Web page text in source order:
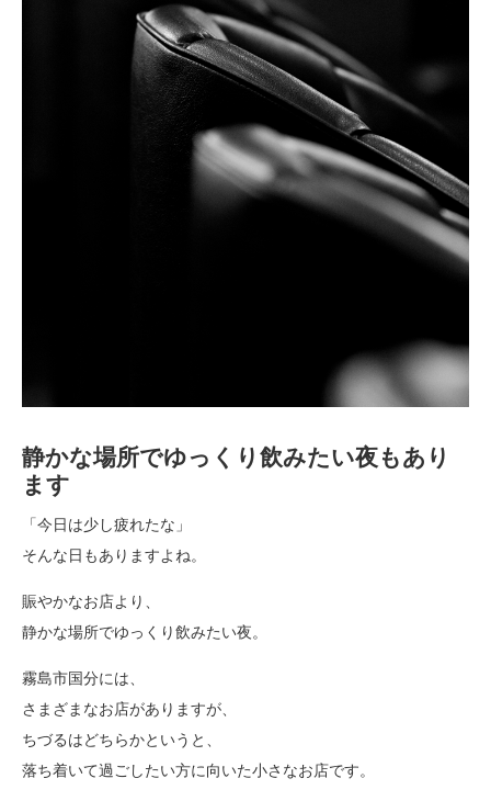
静かな場所でゆっくり飲みたい夜もあり
ます
「今日は少し疲れたな」
そんな日もありますよね。
賑やかなお店より、
静かな場所でゆっくり飲みたい夜。
霧島市国分には、
さまざまなお店がありますが、
ちづるはどちらかというと、
落ち着いて過ごしたい方に向いた小さなお店です。